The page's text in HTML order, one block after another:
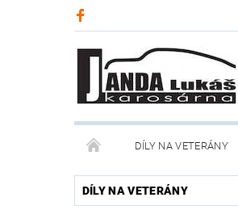
DÍLY NA VETERÁNY
DÍLY NA VETERÁNY